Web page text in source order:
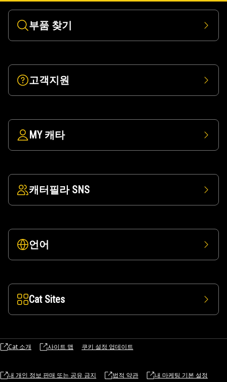
부품 찾기
고객지원
MY 캐타
캐터필라 SNS
언어
Cat Sites
Cat 소개 사이트 맵 쿠키 설정 업데이트
내 개인 정보 판매 또는 공유 금지 법적 약관 내 마케팅 기본 설정